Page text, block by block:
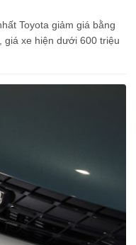
Toyota giảm giá bằng
xe hiện dưới 600 triệu